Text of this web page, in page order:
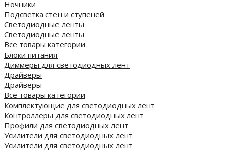
Ночники
Подсветка стен и ступеней
Светодиодные ленты
Светодиодные ленты
Все товары категории
Блоки питания
Диммеры для светодиодных лент
Драйверы
Драйверы
Все товары категории
Комплектующие для светодиодных лент
Контроллеры для светодиодных лент
Профили для светодиодных лент
Усилители для светодиодных лент
Усилители для светодиодных лент